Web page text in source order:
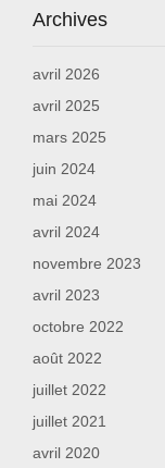
Archives
avril 2026
avril 2025
mars 2025
juin 2024
mai 2024
avril 2024
novembre 2023
avril 2023
octobre 2022
août 2022
juillet 2022
juillet 2021
avril 2020